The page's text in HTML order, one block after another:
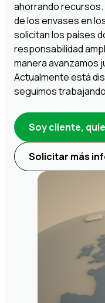
ahorrando
de los envases en
solicitan los países
responsabilidad
manera avanzamos
Actualmente está
seguimos
Soy cliente,
Solicitar más